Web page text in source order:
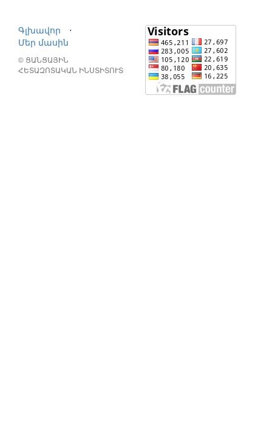
Գլխավոր
⋅
Մեր մասին
© ՑԱՆՑԱՅԻՆ
ՀԵՏԱԶՈՏԱԿԱՆ ԻՆՍՏԻՏՈՒՏ